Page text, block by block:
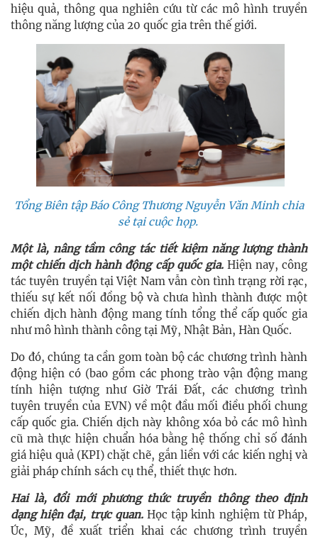
hiệu quả, thông qua nghiên cứu từ các mô hình truyền
thông năng lượng của 20 quốc gia trên thế giới.
Tổng Biên tập Báo Công Thương Nguyễn Văn Minh chia
sẻ tại cuộc họp.
Một là, nâng tầm công tác tiết kiệm năng lượng thành
một chiến dịch hành động cấp quốc gia.Hiện nay, công
tác tuyên truyền tại Việt Nam vẫn còn tình trạng rời rạc,
thiếu sự kết nối đồng bộ và chưa hình thành được một
chiến dịch hành động mang tính tổng thể cấp quốc gia
như mô hình thành công tại Mỹ, Nhật Bản, Hàn Quốc.
Do đó, chúng ta cần gom toàn bộ các chương trình hành
động hiện có (bao gồm các phong trào vận động mang
tính hiện tượng như Giờ Trái Đất, các chương trình
tuyên truyền của EVN) về một đầu mối điều phối chung
cấp quốc gia. Chiến dịch này không xóa bỏ các mô hình
cũ mà thực hiện chuẩn hóa bằng hệ thống chỉ số đánh
giá hiệu quả (KPI) chặt chẽ, gắn liền với các kiến nghị và
giải pháp chính sách cụ thể, thiết thực hơn.
Hai là, đổi mới phương thức truyền thông theo định
dạng hiện đại, trực quan.Học tập kinh nghiệm từ Pháp,
Úc, Mỹ, đề xuất triển khai các chương trình truyền